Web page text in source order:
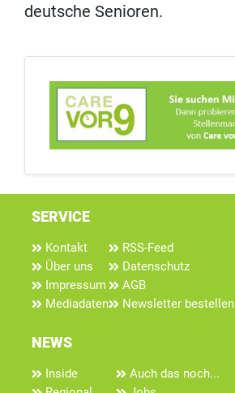
deutsche Senioren.
SERVICE
Kontakt
Über uns
Impressum
Mediadaten
RSS-Feed
Datenschutz
AGB
Newsletter bestellen
NEWS
Inside
Auch das noch...